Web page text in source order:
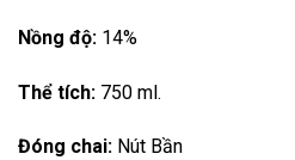
Nồng độ: 14%
Thể tích: 750 ml.
Đóng chai: Nút Bần